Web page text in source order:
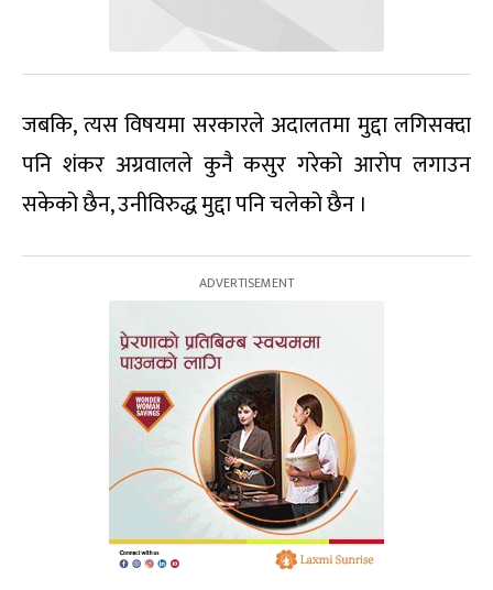
जबकि, त्यस विषयमा सरकारले अदालतमा मुद्दा लगिसक्दा
पनि शंकर अग्रवालले कुनै कसुर गरेको आरोप लगाउन
सकेको छैन, उनीविरुद्ध मुद्दा पनि चलेको छैन ।